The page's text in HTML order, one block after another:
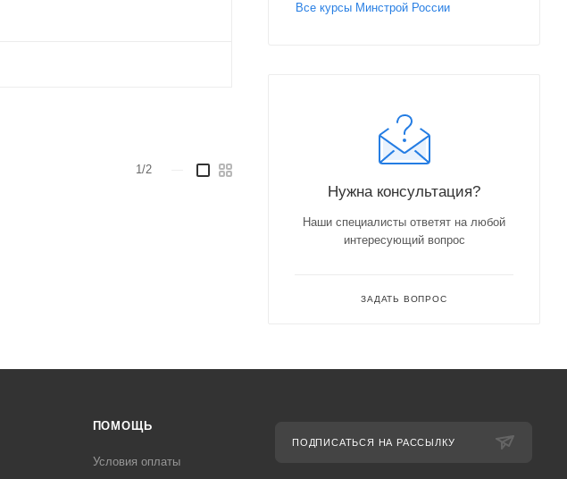
1/2
Все курсы Минстрой России
Нужна консультация?
Наши специалисты ответят на любой
интересующий вопрос
ЗАДАТЬ ВОПРОС
ПОМОЩЬ
Условия оплаты
ПОДПИСАТЬСЯ НА РАССЫЛКУ